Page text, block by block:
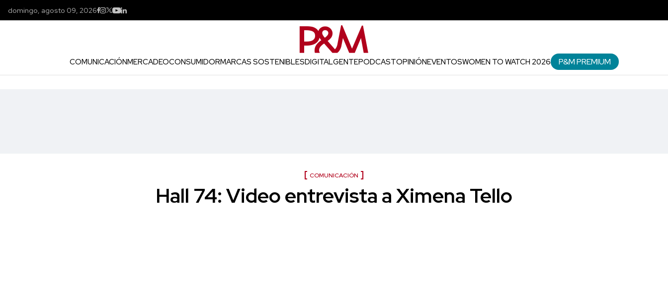
domingo, agosto 09, 2026
COMUNICACIÓNMERCADEOCONSUMIDORMARCAS SOSTENIBLESDIGITALGENTEPODCASTOPINIÓNEVENTOSWOMEN TO WATCH 2026 P&M PREMIUM
COMUNICACIÓN
Hall 74: Video entrevista a Ximena Tello